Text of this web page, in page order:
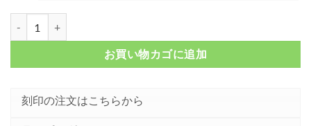
お買い物カゴに追加
刻印の注文はこちらから